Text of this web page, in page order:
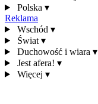
Polska ▾
Reklama
Wschód ▾
Świat ▾
Duchowość i wiara ▾
Jest afera! ▾
Więcej ▾